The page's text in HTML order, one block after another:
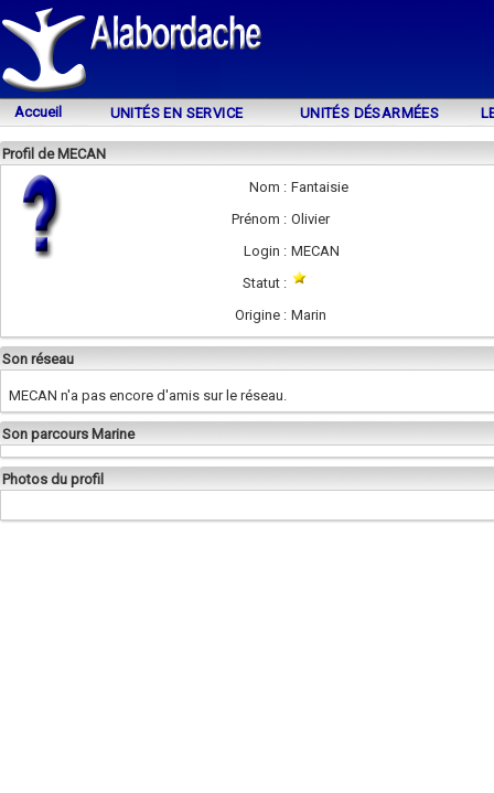
Accueil UNITÉS EN SERVICE UNITÉS DÉSARMÉES
Profil de MECAN
Nom : Fantaisie
Prénom : Olivier
Login : MECAN
Statut :
Origine : Marin
Son réseau
MECAN n'a pas encore d'amis sur le réseau.
Son parcours Marine
Photos du profil